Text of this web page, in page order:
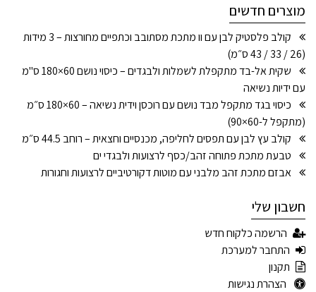
מוצרים חדשים
קולב פלסטיק לבן עם וו מתכת מסתובב וכתפיים מחורצות – 3 מידות
(26 / 33 / 43 ס״מ)
שקית אל-בד מתקפלת לשמלות ולבגדים – כיסוי נושם 60×180 ס"מ
עם ידיות נשיאה
כיסוי בגד מתקפל מבד נושם עם רוכסן וידית נשיאה – 60×180 ס״מ
(מתקפל ל-60×90)
קולב עץ לבן עם תפסים לחליפה, מכנסיים וחצאית – רוחב 44.5 ס״מ
טבעת מתכת פתוחה זהב/כסף לרצועות ולבגדי ים
אבזם מתכת זהב מלבני עם מוטות דקורטיביים לרצועות וחגורות
חשבון שלי
הרשמה כלקוח חדש
התחבר למערכת
תקנון
הצהרת נגישות